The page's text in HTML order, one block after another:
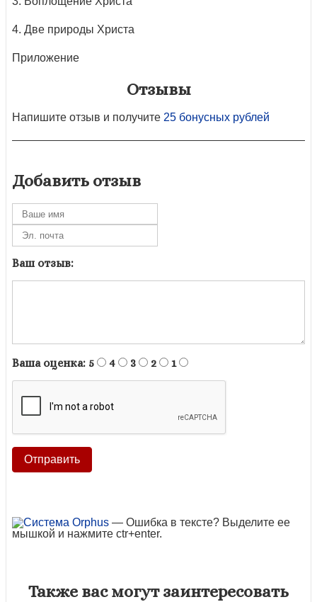
4. Две природы Христа
Приложение
Отзывы
Напишите отзыв и получите 25 бонусных рублей
Добавить отзыв
Ваш отзыв:
Ваша оценка: 5 4 3 2 1
— Ошибка в тексте? Выделите ее
мышкой и нажмите ctr+enter.
Также вас могут заинтересовать